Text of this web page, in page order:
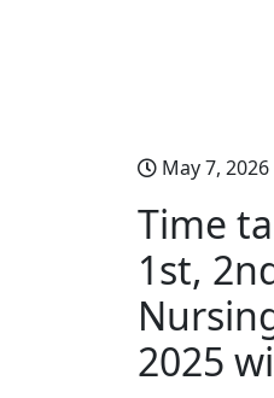
May 7, 2026
Time
1st,
2025